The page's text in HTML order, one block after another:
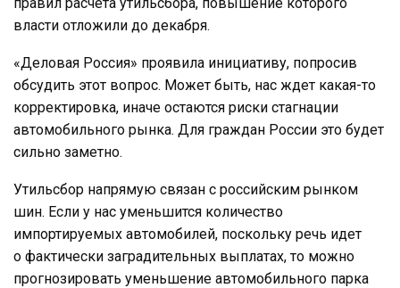
власти отложили до декабря.
«Деловая Россия» проявила инициативу, попросив
обсудить этот вопрос. Может быть, нас ждет какая-то
корректировка, иначе остаются риски стагнации
автомобильного рынка. Для граждан России это будет
сильно заметно.
Утильсбор напрямую связан с российским рынком
шин. Если у нас уменьшится количество
импортируемых автомобилей, поскольку речь идет
о фактически заградительных выплатах, то можно
прогнозировать уменьшение автомобильного парка